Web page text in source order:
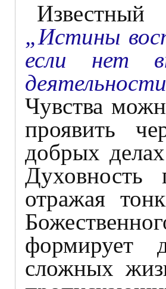
„Истины
если нет
Чувства
проявить
добрых
Духовность
отражая
формирует
сложных